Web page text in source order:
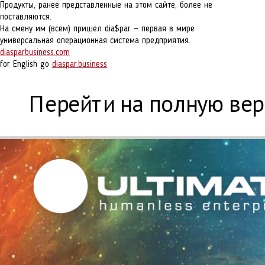
Продукты, ранее представленные на этом сайте, более не
поставляются.
На смену им (всем) пришел dia$par — первая в мире
универсальная операционная система предприятия.
diasparbusiness.com
for English go diaspar.business
Перейти на полную